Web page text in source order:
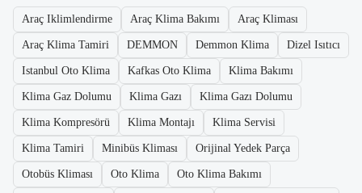
Araç Iklimlendirme Araç Klima Bakımı Araç Kliması
Araç Klima Tamiri DEMMON Demmon Klima Dizel Isıtıcı
Istanbul Oto Klima Kafkas Oto Klima Klima Bakımı
Klima Gaz Dolumu Klima Gazı Klima Gazı Dolumu
Klima Kompresörü Klima Montajı Klima Servisi
Klima Tamiri Minibüs Kliması Orijinal Yedek Parça
Otobüs Kliması Oto Klima Oto Klima Bakımı